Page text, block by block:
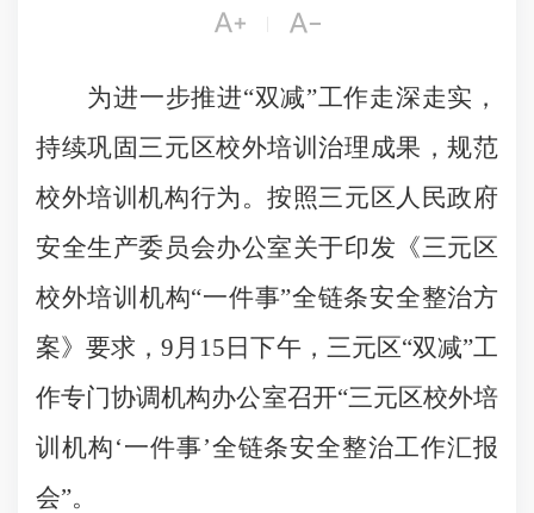
 
为进一步推进“双减”工作走深走实，
持续巩固三元区校外培训治理成果，规范
校外培训机构行为。按照三元区人民政府
安全生产委员会办公室关于印发《三元区
校外培训机构“一件事”全链条安全整治方
案》要求，9月15日下午，三元区“双减”工
作专门协调机构办公室召开“三元区校外培
训机构‘一件事’全链条安全整治工作汇报
会”。